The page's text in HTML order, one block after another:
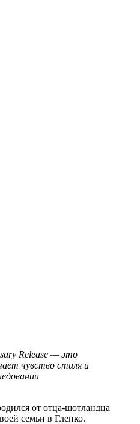
Release — это
чувство стиля и
от отца-шотландца
семьи в Гленко.